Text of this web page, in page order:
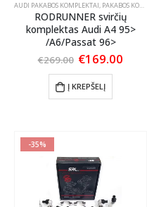
AUDI PAKABOS KOMPLEKTAI, PAKABOS KOMPLEKTAI
RODRUNNER svirčių
komplektas Audi A4 95>
/A6/Passat 96>
€269.00 Original
was:
€269.00.
€169.00
Į KREPŠELĮ
-35%